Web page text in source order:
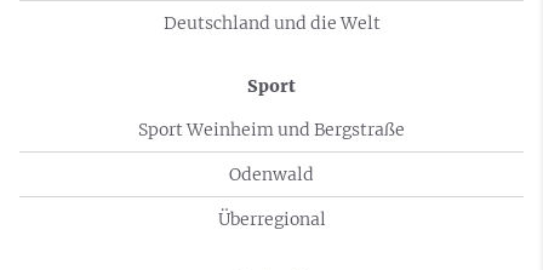
Deutschland und die Welt
Sport
Sport Weinheim und Bergstraße
Odenwald
Überregional